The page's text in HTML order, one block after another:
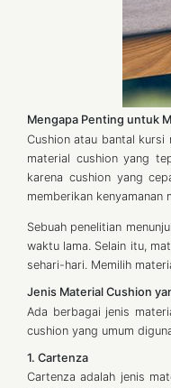
Mengapa Penting untuk
Cushion atau bantal kursi
material cushion yang
karena cushion yang
memberikan kenyamanan
Sebuah penelitian
waktu lama. Selain itu,
sehari-hari. Memilih
Jenis Material Cushion
Ada berbagai jenis
cushion yang umum
1. Cartenza
Cartenza adalah jenis